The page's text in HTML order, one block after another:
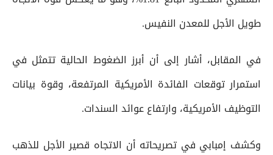
طويل الأجل للمعدن النفيس.
في المقابل، أشار إلى أن أبرز الضغوط الحالية تتمثل في
استمرار توقعات الفائدة الأمريكية المرتفعة، وقوة بيانات
التوظيف الأمريكية، وارتفاع عوائد السندات.
وكشف إمبابي في تصريحاته أن الاتجاه قصير الأجل للذهب